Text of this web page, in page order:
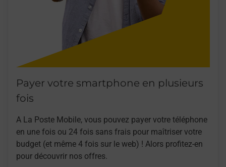
Payer votre smartphone en plusieurs
fois
A La Poste Mobile, vous pouvez payer votre téléphone
en une fois ou 24 fois sans frais pour maîtriser votre
budget (et même 4 fois sur le web) ! Alors profitez-en
pour découvrir nos offres.